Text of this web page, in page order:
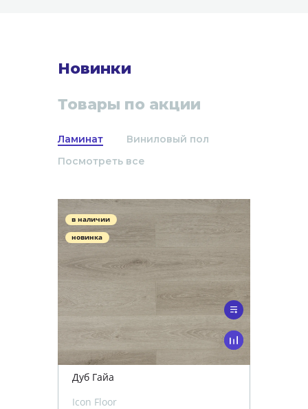
Новинки
Товары по акции
Ламинат
Виниловый пол
Посмотреть все
в наличии
новинка
Дуб Гайа
Icon Floor